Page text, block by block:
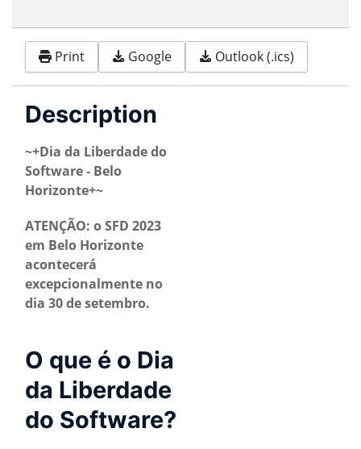
Print Google Outlook (.ics)
Description
~+Dia da Liberdade do
Software - Belo
Horizonte+~
ATENÇÃO: o SFD 2023
em Belo Horizonte
acontecerá
excepcionalmente no
dia 30 de setembro.
O que é o Dia
da Liberdade
do Software?